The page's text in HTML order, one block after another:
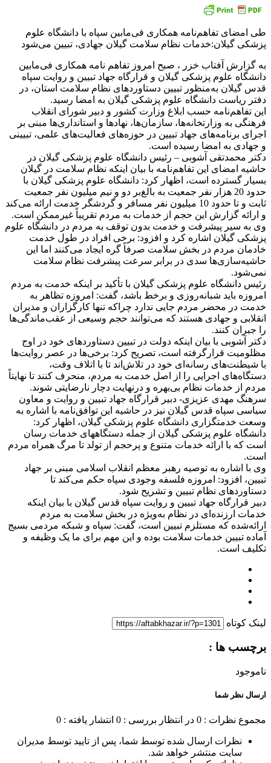
طی امضای تفاهم‌نامه همکاری فی‌مابین سپاه با دانشگاه علوم
پزشکی گیلان:خدمات نظام سلامت گیلان جهادی، تبیین می‌شود
به گزارش آفتاب خزر ، صبح امروز تفاهم نامه همکاری فی‌مابین
دانشگاه علوم پزشکی گیلان و قرارگاه جهاد تبیین و روایت سپاه
قدس گیلان به‌منظور تبیین دستاوردهای نظام سلامت استان، در
دفتر ریاست دانشگاه علوم پزشکی گیلان به امضا رسید.
این تفاهم‌نامه حسب ابلاغ وزارت کشور و دبیر شورای انقلاب
فرهنگی به وزارتخانه‌ها، سازمان‌ها، نهادها و استانداری‌ها مبنی بر
اجرای برنامه‌های جهاد تبیین در حوزه‌های فعالیت‌های علمی، تبیینی
و جهادی به امضا رسیده است.
دکتر محمدتقی آشوبی – رئیس دانشگاه علوم پزشکی گیلان در
حاشیه امضای این تفاهم‌نامه با بیان اینکه نظام سلامت در گیلان
بسیار گسترده است، اظهار کرد: دانشگاه علوم پزشکی گیلان با
حدود 20 هزار نفر جمعیت به بالغ‌بر دو و نیم میلیون نفر جمعیت
ثابت و تا حدود 10 میلیون نفر مسافر و گردشگر خدمت ارائه می‌کند
و ارائه گزارش این حجم از خدمات به مردم تقریباً غیرممکن است.
وی به سیر پیشرفت و خدمت بدون توقف به مردم در دانشگاه علوم
پزشکی گیلان اشاره کرد و افزود: برخی‌ افراد در طول خدمت
خادمان مردم در بخش سلامت صرفاً گره ایجاد می‌کنند اما این
حاشیه‌سازی‌ها سدی در برابر سرعت پیشرفت نظام سلامت
نمی‌شود.
رئیس دانشگاه علوم پزشکی گیلان با تأکید بر اینکه خدمت به مردم
امروزه باید شبانه‌روزی و برخط باشد، گفت: امروزه تظاهر به
خدمت در محضر مردم جایی ندارد چراکه تنها کارگزاران و مدیران
انقلابی و جهادی هستند که می‌توانند حجم وسیعی از عقب‌ماندگی‌ها
را جبران کنند.
دکتر آشوبی با بیان اینکه دولت در تبیین دستاوردهای خود در اوج
مظلومیت قرارگرفته است، تصریح کرد: برخی‌ها در عصر روایت‌ها
با شیطنت‌های رسانه‌ای خود در تلاش‌اند تا با اتلاف وقت،
دستگاه‌های اجرایی را از اصل خدمت به مردم، منحرف کنند تا نهایتاً
مردم از خدمات نظام بی‌بهره و درنهایت دچار نارضایتی شوند.
سرهنگ مهدی عزیزی- دبیر قرارگاه جهاد تبیین و روایت و معاون
سیاسی سپاه قدس گیلان نیز در حاشیه این توافق‌نامه با اشاره به
وسعت خدمتگزاری دانشگاه علوم پزشکی گیلان، اظهار کرد:
دانشگاه علوم پزشکی گیلان از جمله دستگاههای خدمات رسان
است که با ارائه خدمات متنوع و پرحجم از تولد تا مرگ همراه مردم
است.
وی با اشاره به توصیه رهبر معظم انقلاب اسلامی مبنی بر جهاد
تبیین، افزود: امروزه فلسفه وجودی سپاه حکم می‌کند تا
دستاوردهای نظام تبیین و تشریح شود.
دبیر قرارگاه جهاد تبیین و روایت سپاه قدس گیلان با بیان اینکه
خدمات ارزنده‌ای در نظام به‌ویژه در بخش سلامت به مردم
ارائه‌شده که مستلزم تبیین است، گفت: سپاه و شبکه مردمی بسیج
آماده تبیین خدمات سلامت بوده و این مهم برای ما یک وظیفه و
تکلیف است.
لینک کوتاه
برچسب ها :
ناموجود
ارسال نظر شما
مجموع نظرات : 0 در انتظار بررسی : 0 انتشار یافته : 0
نظرات ارسال شده توسط شما، پس از تایید توسط مدیران
سایت منتشر خواهد شد.